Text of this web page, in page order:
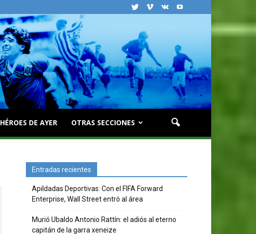
HÉROES DE AYER OTRAS SECCIONES
Entradas recientes
Apildadas Deportivas: Con el FIFA Forward
Enterprise, Wall Street entró al área
Murió Ubaldo Antonio Rattín: el adiós al eterno
capitán de la garra xeneize